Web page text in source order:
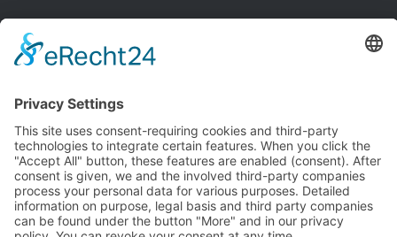
Koordinationsbüro:
Oberer Pustenberg 24
Firmensitz:
Am Sandtorkai 29
20457 Hamburg